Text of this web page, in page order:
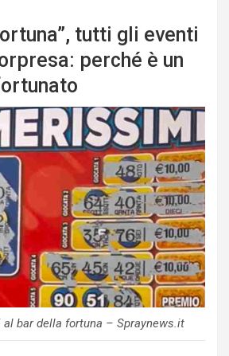
tutti gli eventi
perché è un
bar della fortuna – Spraynews.it